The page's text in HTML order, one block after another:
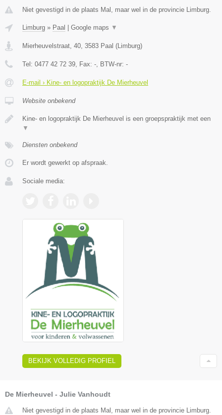
Niet gevestigd in de plaats Mal, maar wel in de provincie Limburg.
Limburg » Paal | Google maps ▼
Mierheuvelstraat, 40 3583 Paal (Limburg)
Tel: 0477 42 72 39 , Fax: - , BTW-nr: -
E-mail › Kine- en logopraktijk De Mierheuvel
Website onbekend
Kine- en logopraktijk De Mierheuvel is een groepspraktijk met een
▼
Diensten onbekend
Er wordt gewerkt op afspraak.
Sociale media:
BEKIJK VOLLEDIG PROFIEL
De Mierheuvel - Julie Vanhoudt
Niet gevestigd in de plaats Mal, maar wel in de provincie Limburg.